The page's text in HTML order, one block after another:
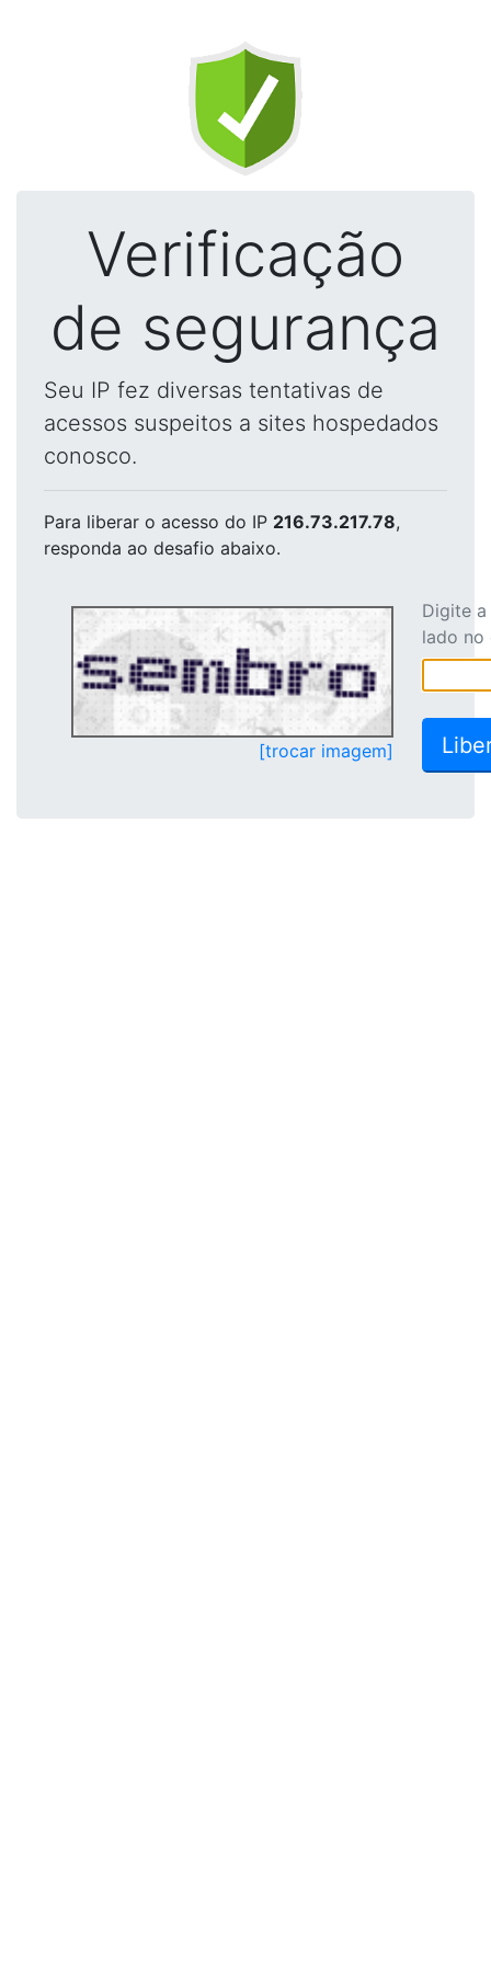
Verificação
de segurança
Seu IP fez diversas tentativas de
acessos suspeitos a sites hospedados
conosco.
Para liberar o acesso do IP 216.73.217.78,
responda ao desafio abaixo.
[trocar imagem]
Digite
lado no